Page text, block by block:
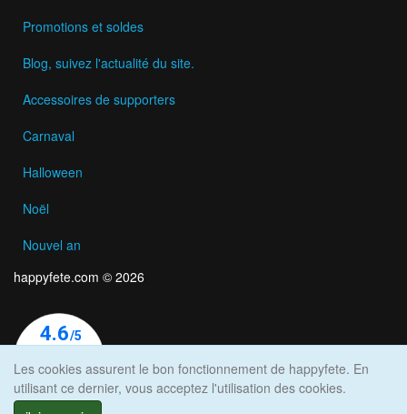
Promotions et soldes
Blog, suivez l'actualité du site.
Accessoires de supporters
Carnaval
Halloween
Noël
Nouvel an
happyfete.com © 2026
Les cookies assurent le bon fonctionnement de happyfete. En
utilisant ce dernier, vous acceptez l'utilisation des cookies.